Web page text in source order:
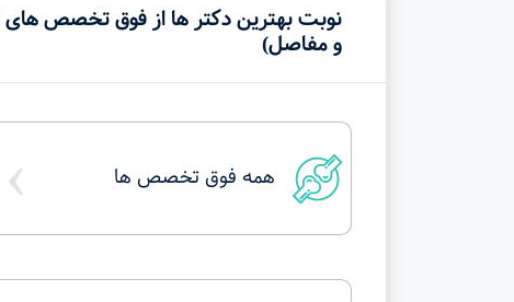
نوبت بهترین دکتر ها از فوق تخصص های
و مفاصل)
همه فوق تخصص ها ›